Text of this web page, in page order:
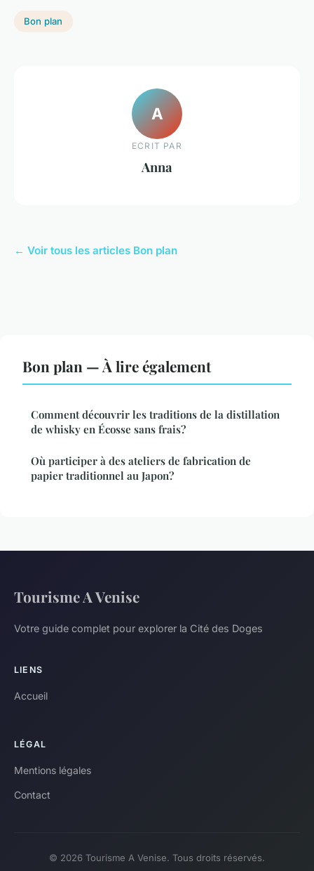
Bon plan
A
ECRIT PAR
Anna
← Voir tous les articles Bon plan
Bon plan — À lire également
Comment découvrir les traditions de la distillation
de whisky en Écosse sans frais?
Où participer à des ateliers de fabrication de
papier traditionnel au Japon?
Tourisme A Venise
Votre guide complet pour explorer la Cité des Doges
LIENS
Accueil
LÉGAL
Mentions légales
Contact
© 2026 Tourisme A Venise. Tous droits réservés.